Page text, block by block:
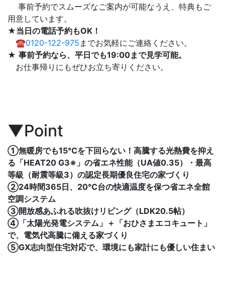
事前予約でスムーズなご案内が可能なうえ、特典もご
用意しています。
★当日の電話予約もOK！
☎0120-122-975 までお気軽にご連絡ください。
★ 事前予約なら、平日でも19:00まで見学可能。
お仕事帰りにもぜひお立ち寄りください。
▼Point
①無暖房でも15℃を下回らない！高騰する光熱費を抑え
る「HEAT20 G3※」の省エネ性能（UA値0.35）・最高
等級（耐震等級3）の認定長期優良住宅の家づくり
②24時間365日、20℃台の快適温度を保つ省エネ全館
空調システム
③開放感あふれる吹抜けリビング（LDK20.5帖）
④「太陽光発電システム」＋「おひさまエコキュート」
で、電気代高騰に備える家づくり
⑤GX志向型住宅対応で、環境にも家計にも優しい住まい